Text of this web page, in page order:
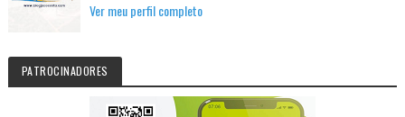
Ver meu perfil completo
PATROCINADORES